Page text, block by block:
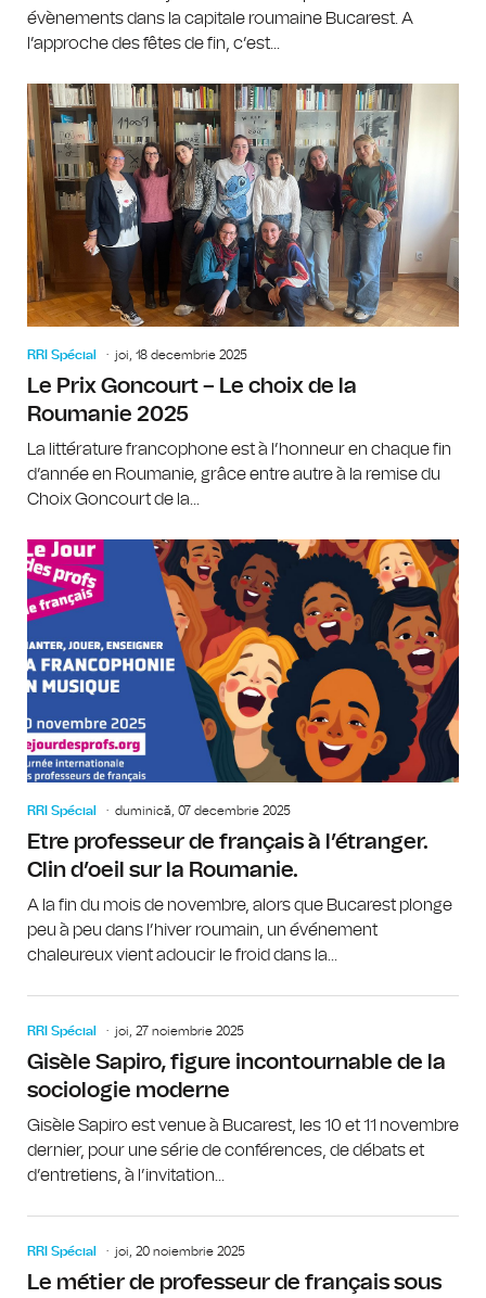
évènements dans la capitale roumaine Bucarest. A
l’approche des fêtes de fin, c’est...
RRI Spécial joi, 18 decembrie 2025
Le Prix Goncourt – Le choix de la
Roumanie 2025
La littérature francophone est à l’honneur en chaque fin
d’année en Roumanie, grâce entre autre à la remise du
Choix Goncourt de la...
RRI Spécial duminică, 07 decembrie 2025
Etre professeur de français à l’étranger.
Clin d’oeil sur la Roumanie.
A la fin du mois de novembre, alors que Bucarest plonge
peu à peu dans l’hiver roumain, un événement
chaleureux vient adoucir le froid dans la...
RRI Spécial joi, 27 noiembrie 2025
Gisèle Sapiro, figure incontournable de la
sociologie moderne
Gisèle Sapiro est venue à Bucarest, les 10 et 11 novembre
dernier, pour une série de conférences, de débats et
d’entretiens, à l’invitation...
RRI Spécial joi, 20 noiembrie 2025
Le métier de professeur de français sous